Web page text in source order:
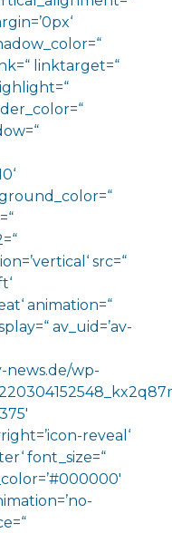
linktarget=“
src=“
animation=“
av_uid=’av-
news.de/wp-
reveal‘
font_size=“